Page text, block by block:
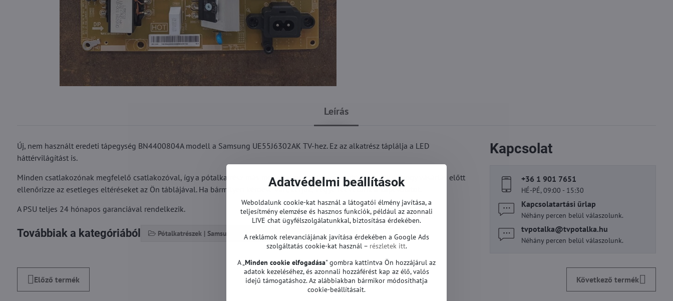
Leírás
Új, nem használt eredeti tápegység BN4400804A modell a Samsung UE55J6302AK TV-hez. Ez az alkatrész táplálja a LED
háttérvilágítást is.
Minden csatlakozónak megfelelő csatlakozóval, így a pótalkatrész más modellekben is használható. Javasoljuk, hogy vásárlás előtt
ellenőrizze az esetleges eltéréseket az Ön táblájával. Ha bármilyen kérdése van, kérjük, vegye fel velünk a kapcsolatot.
A PSU teljes 24 hónapos garanciával rendelkezik.
Továbbiak a kategóriából Pótalkatrészek | Samsung TV Tápegységek | Samsung TV
Kapcsolat
+36 1 901 7651
HÉ-PÉ, 09:00 - 15:30
Kapcsolatartási űrlap
Néhány percen belül válaszolunk.
tvpotalka​@tvpotalka​.hu
Néhány percen belül válaszolunk.
Előző termék Következő termék
Adatvédelmi beállítások
Weboldalunk cookie-kat használ a látogatói élmény javítása, a
teljesítmény elemzése és hasznos funkciók, például az azonnali
LIVE chat ügyfélszolgálatunkkal, biztosítása érdekében.
A reklámok relevanciájának javítása érdekében a Google Ads
szolgáltatás cookie-kat használ – részletek itt.
A „Minden cookie elfogadása" gombra kattintva Ön hozzájárul az
adatok kezeléséhez, és azonnali hozzáférést kap az élő, valós
idejű támogatáshoz. Az alábbiakban bármikor módosíthatja
cookie-beállításait.